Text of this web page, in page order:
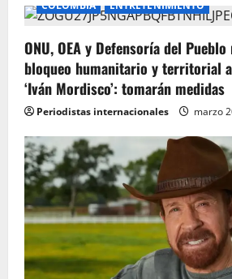
i
g
a
t
i
o
n
COLOMBIA ENTRETENIMIENTO
ONU, OEA y Defensoría del
bloqueo humanitario y territorial
‘Iván Mordisco’: tomarán medidas
Periodistas internacionales marzo